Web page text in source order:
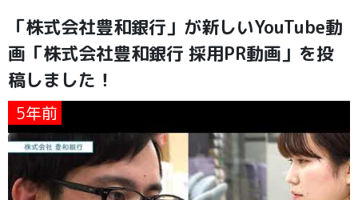
「株式会社豊和銀行」が新しいYouTube動
画「株式会社豊和銀行 採用PR動画」を投
稿しました！
5年前